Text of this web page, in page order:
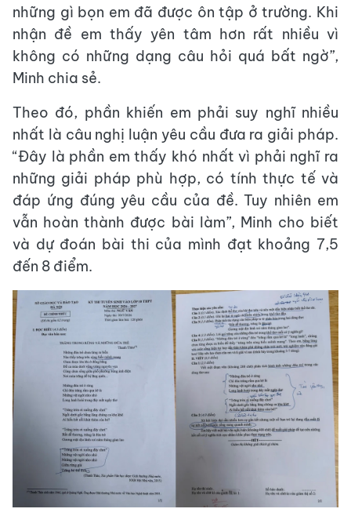
những gì bọn em đã được ôn tập ở trường. Khi
nhận đề em thấy yên tâm hơn rất nhiều vì
không có những dạng câu hỏi quá bất ngờ”,
Minh chia sẻ.
Theo đó, phần khiến em phải suy nghĩ nhiều
nhất là câu nghị luận yêu cầu đưa ra giải pháp.
“Đây là phần em thấy khó nhất vì phải nghĩ ra
những giải pháp phù hợp, có tính thực tế và
đáp ứng đúng yêu cầu của đề. Tuy nhiên em
vẫn hoàn thành được bài làm”, Minh cho biết
và dự đoán bài thi của mình đạt khoảng 7,5
đến 8 điểm.